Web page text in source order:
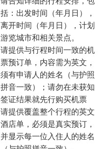
括：出发时间（年月日），
离开时间（年月日），计划
游览城市和相关景点。
请提供与行程时间一致的机
票预订单，内容需为英文，
须有申请人的姓名（与护照
拼音一致）；请勿在未获知
签证结果就先行购买机票
请提供覆盖整个行程的英文
酒店单，必须是真实预订，
并显示每一位入住人的姓名